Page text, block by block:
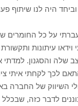
היה לנו שיתוף
על כל החומרים
עיתונות
שלה והסגנון. למדתי
לכך לקחתי איתי
השיווק של החברה
לדבר כזה,